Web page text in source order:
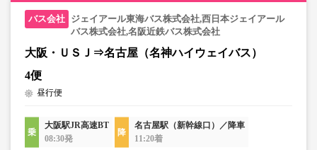
す。
・販売日・便ごとに随時価格が変動いたします。購入時に
販売価格をご確認の上でご予約をお願いいたします。
・一部取り扱いのない停留所がある場合がございます。
ジェイアール東海バス株式会社,西日本ジェイアール
バス株式会社,名阪近鉄バス株式会社
大阪・ＵＳＪ⇒名古屋（名神ハイウェイバス）
4便
昼行便
大阪駅JR高速BT
08:30発
名古屋駅（新幹線口）／降車
11:20着